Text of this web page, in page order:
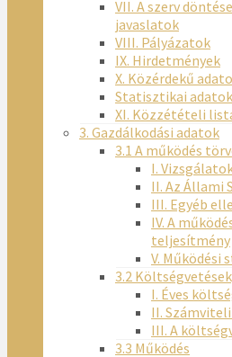
VII. A szerv
javaslatok
VIII. Pályázatok
IX. Hirdetmények
X. Közérdekű
Statisztikai adatok
XI. Közzétételi
3. Gazdálkodási adatok
3.1 A működés
I.
II. Az Állami
III. Egyéb
IV. A
teljesítmény
V. Működési
3.2
I. Éves
II.
III. A
3.3 Működés